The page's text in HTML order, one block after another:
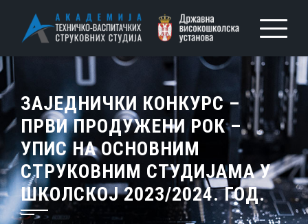
ЗАЈЕДНИЧКИ КОНКУРС –
ПРВИ ПРОДУЖЕНИ РОК –
УПИС НА ОСНОВНИМ
СТРУКОВНИМ СТУДИЈАМА У
ШКОЛСКОЈ 2023/2024. ГОД.